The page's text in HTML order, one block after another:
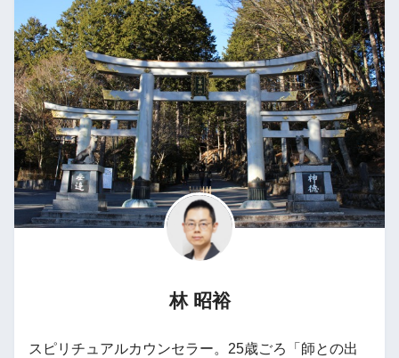
林 昭裕
スピリチュアルカウンセラー。25歳ごろ「師との出